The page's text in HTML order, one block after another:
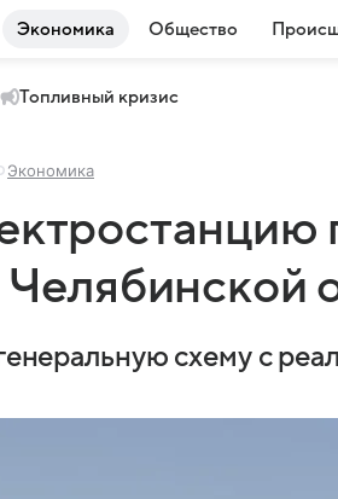
Экономика Общество
Топливный кризис
Экономика
Челябинской
схему с